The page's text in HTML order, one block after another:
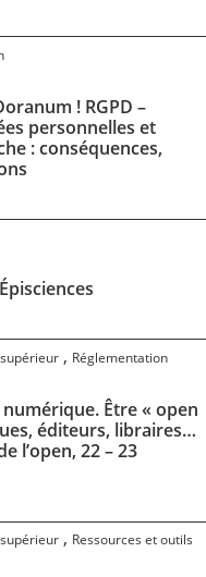
! RGPD –
personnelles et
: conséquences,
, Réglementation
numérique. Être « open
éditeurs, libraires…
l’open, 22 – 23
, Ressources et outils